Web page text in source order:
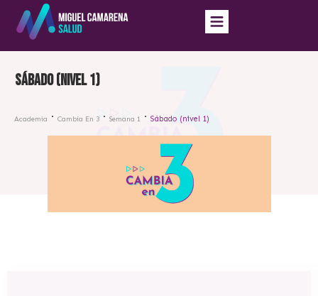
Sábado (nivel 1)
Academia Cambia En 3 Semana 1 Sábado (nivel 1)